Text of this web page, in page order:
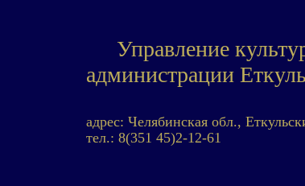
Управление
администрации
адрес: Челябинская обл.,
тел.: 8(351 45)2-12-61